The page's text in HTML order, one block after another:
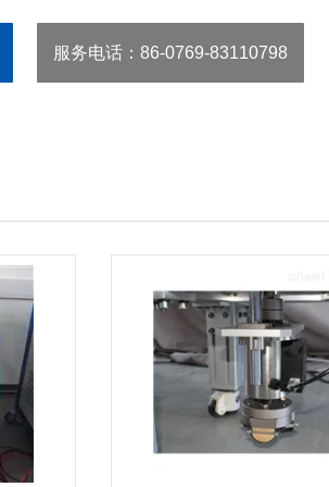
服务电话 ：86-0769-83110798